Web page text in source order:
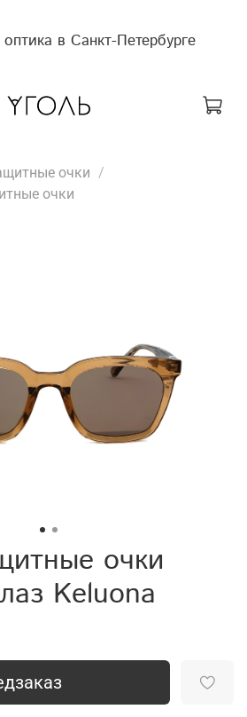
в Санкт-Петербурге
очки
очки
очки
Keluona